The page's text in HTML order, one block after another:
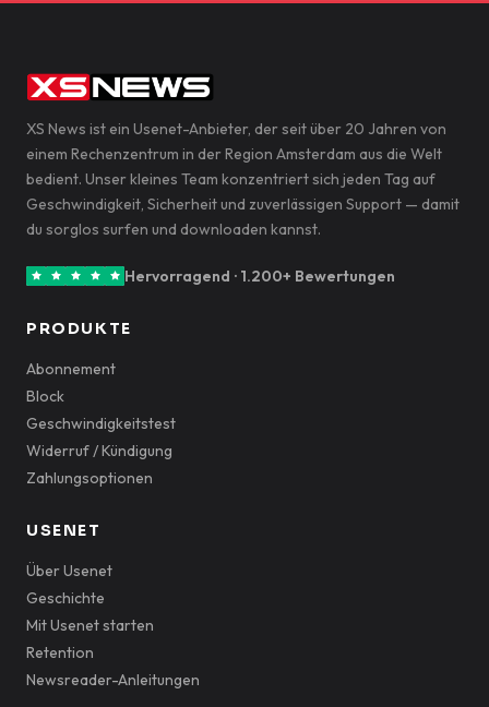
XS News ist ein Usenet-Anbieter, der seit über 20 Jahren von
einem Rechenzentrum in der Region Amsterdam aus die Welt
bedient. Unser kleines Team konzentriert sich jeden Tag auf
Geschwindigkeit, Sicherheit und zuverlässigen Support — damit
du sorglos surfen und downloaden kannst.
Hervorragend · 1.200+ Bewertungen
PRODUKTE
Abonnement
Block
Geschwindigkeitstest
Widerruf / Kündigung
Zahlungsoptionen
USENET
Über Usenet
Geschichte
Mit Usenet starten
Retention
Newsreader-Anleitungen